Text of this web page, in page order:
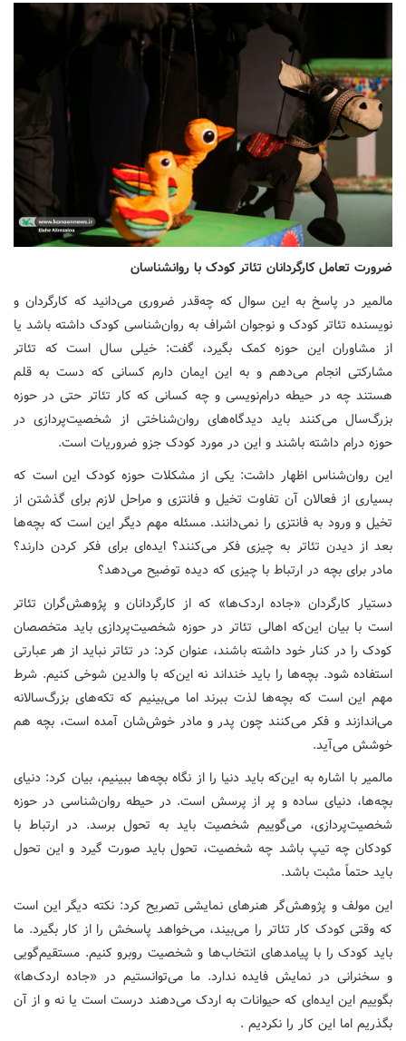
ضرورت تعامل کارگردانان تئاتر کودک با روانشناسان
مالمیر در پاسخ به این سوال که چه‌قدر ضروری می‌دانید که کارگردان و
نویسنده تئاتر کودک و نوجوان اشراف به روان‌شناسی کودک داشته باشد یا
از مشاوران این حوزه کمک بگیرد، گفت: خیلی سال است که تئاتر
مشارکتی انجام می‌دهم و به این ایمان دارم کسانی که دست به قلم
هستند چه در حیطه درام‌نویسی و چه کسانی که کار تئاتر حتی در حوزه
بزرگ‌سال می‌کنند باید دیدگاه‌های روان‌شناختی از شخصیت‌پردازی در
حوزه درام داشته باشند و این در مورد کودک جزو ضروریات است.
این روان‌شناس اظهار داشت: یکی از مشکلات حوزه کودک این است که
بسیاری از فعالان آن تفاوت تخیل و فانتزی و مراحل لازم برای گذشتن از
تخیل و ورود به فانتزی را نمی‌دانند. مسئله مهم دیگر این است که بچه‌ها
بعد از دیدن تئاتر به چیزی فکر می‌کنند؟ ایده‌ای برای فکر کردن دارند؟
مادر برای بچه در ارتباط با چیزی که دیده توضیح می‌دهد؟
دستیار کارگردان «جاده اردک‌ها» که از کارگردانان و پژوهش‌گران تئاتر
است با بیان این‌که اهالی تئاتر در حوزه شخصیت‌پردازی باید متخصصان
کودک را در کنار خود داشته باشند، عنوان کرد: در تئاتر نباید از هر عبارتی
استفاده شود. بچه‌ها را باید خنداند نه این‌که با والدین شوخی کنیم. شرط
مهم این است که بچه‌ها لذت ببرند اما می‌بینیم که تکه‌های بزرگ‌سالانه
می‌اندازند و فکر می‌کنند چون پدر و مادر خوش‌شان آمده است، بچه هم
خوشش می‌آید.
مالمیر با اشاره به این‌که باید دنیا را از نگاه بچه‌ها ببینیم، بیان کرد: دنیای
بچه‌ها، دنیای ساده و پر از پرسش است. در حیطه روان‌شناسی در حوزه
شخصیت‌پردازی، می‌گوییم شخصیت باید به تحول برسد. در ارتباط با
کودکان چه تیپ باشد چه شخصیت، تحول باید صورت گیرد و این تحول
باید حتماً مثبت باشد.
این مولف و پژوهش‌گر هنرهای نمایشی تصریح کرد: نکته دیگر این است
که وقتی کودک کار تئاتر را می‌بیند، می‌خواهد پاسخش را از کار بگیرد. ما
باید کودک را با پیامدهای انتخاب‌ها و شخصیت روبرو کنیم. مستقیم‌گویی
و سخنرانی در نمایش فایده ندارد. ما می‌توانستیم در «جاده اردک‌ها»
بگوییم این ایده‌ای که حیوانات به اردک‌ می‌دهند درست است یا نه و از آن
بگذریم اما این کار را نکردیم .